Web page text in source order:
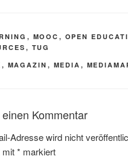
, MOOC , OPEN
, TUG
, MAGAZIN , MEDIA ,
Kommentar
Adresse wird nicht
mit* markiert